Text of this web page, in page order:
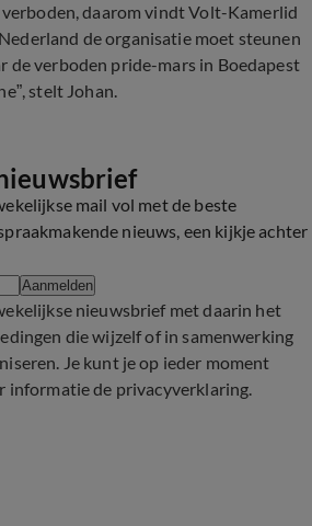
daarom vindt Volt-Kamerlid
de organisatie moet steunen
de verboden pride-mars in Boedapest
stelt Johan.
mail vol met de beste
nieuws, een kijkje achter
Aanmelden
nieuwsbrief met daarin het
die wijzelf of in samenwerking
Je kunt je op ieder moment
informatie de privacyverklaring.